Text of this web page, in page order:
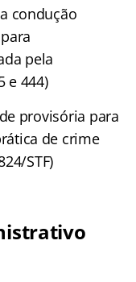
condução
pela
e 444)
provisória para
de crime
STF)